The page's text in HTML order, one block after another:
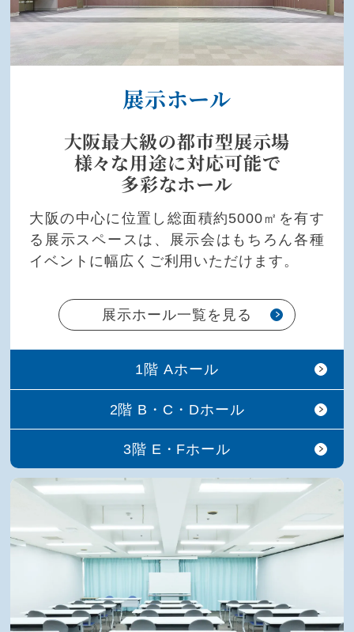
展示ホール
大阪最大級の都市型展示場
様々な用途に対応可能で
多彩なホール
大阪の中心に位置し総面積約5000㎡を有す
る展示スペースは、展示会はもちろん各種
イベントに幅広くご利用いただけます。
展示ホール一覧を見る
1階 Aホール
2階 B・C・Dホール
3階 E・Fホール